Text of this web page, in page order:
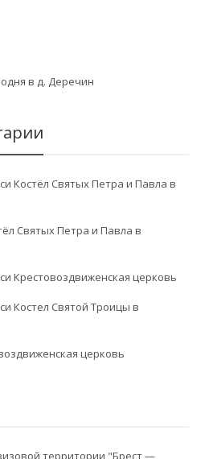
в д. Деречин
Костёл Святых Петра и Павла в
Святых Петра и Павла в
Крестовоздвиженская церковь
Костел Святой Троицы в
церковь
территории "Брест —